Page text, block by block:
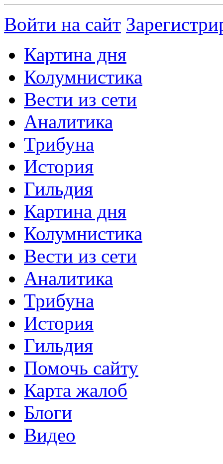
Войти на сайт
Картина дня
Колумнистика
Вести из сети
Аналитика
Трибуна
История
Гильдия
Картина дня
Колумнистика
Вести из сети
Аналитика
Трибуна
История
Гильдия
Помочь сайту
Карта жалоб
Блоги
Видео